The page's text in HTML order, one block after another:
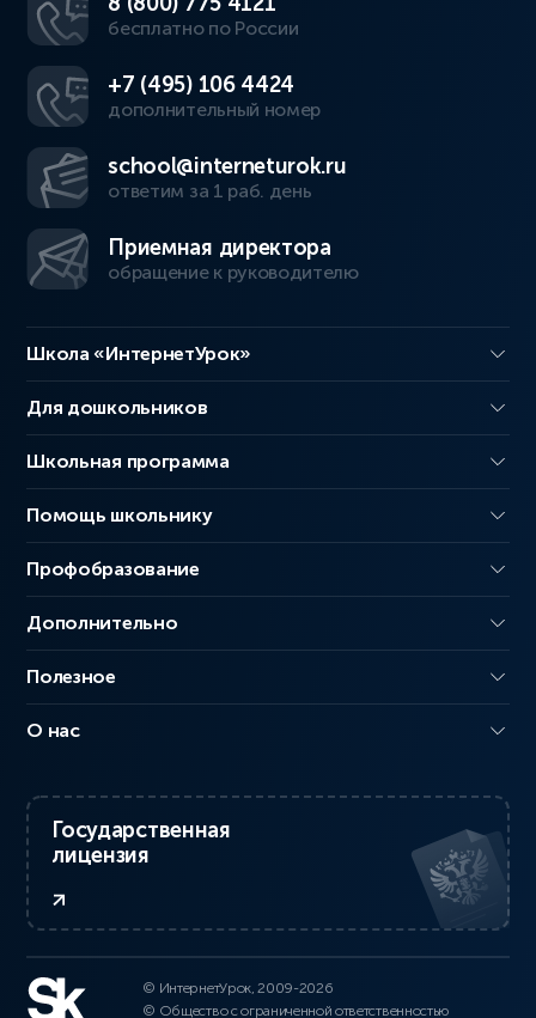
бесплатно по России
+7 (495) 106 4424
дополнительный номер
school@interneturok.ru
ответим за 1 раб. день
Приемная директора
обращение к руководителю
Школа «ИнтернетУрок»
Для дошкольников
Школьная программа
Помощь школьнику
Профобразование
Дополнительно
Полезное
О нас
Государственная
лицензия
© ИнтернетУрок, 2009-2026
© Общество с ограниченной ответственностью